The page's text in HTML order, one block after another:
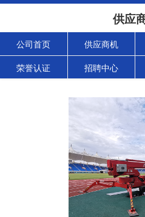
供应
公司首页 供应商机
荣誉认证 招聘中心